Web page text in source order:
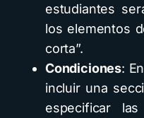
estudiantes
los elementos
corta”.
Condiciones:
incluir una
especificar